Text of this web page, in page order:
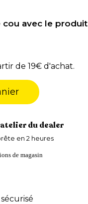
avec le produit
de 19€ d'achat.
atelier du dealer
en 2 heures
de magasin